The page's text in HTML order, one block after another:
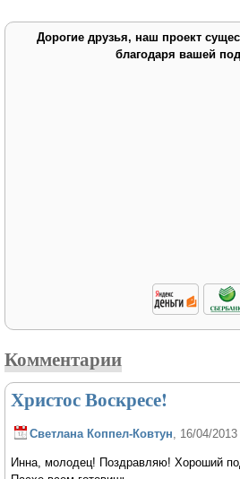
Дорогие друзья, наш проект
благодаря вашей
Комментарии
Христос Воскресе!
Светлана Коппел-Ковтун , 16/04/
Инна, молодец! Поздравляю! Хороший